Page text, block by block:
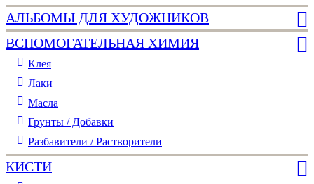
АЛЬБОМЫ ДЛЯ ХУДОЖНИКОВ
ВСПОМОГАТЕЛЬНАЯ ХИМИЯ
Клея
Лаки
Масла
Грунты / Добавки
Разбавители / Растворители
КИСТИ